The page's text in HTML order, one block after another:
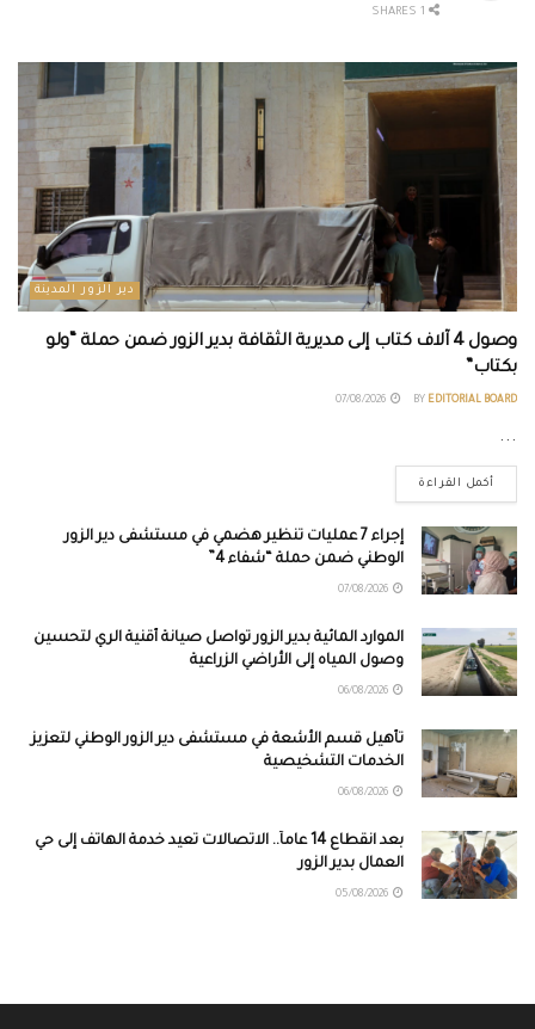
دير الزور المدينة
وصول 4 آلاف كتاب إلى مديرية الثقافة بدير الزور ضمن حملة “ولو
بكتاب”
BY EDITORIAL BOARD
...
أكمل القراءة
إجراء 7 عمليات تنظير هضمي في مستشفى دير الزور
الوطني ضمن حملة “شفاء 4”
الموارد المائية بدير الزور تواصل صيانة أقنية الري لتحسين
وصول المياه إلى الأراضي الزراعية
تأهيل قسم الأشعة في مستشفى دير الزور الوطني لتعزيز
الخدمات التشخيصية
بعد انقطاع 14 عاماً.. الاتصالات تعيد خدمة الهاتف إلى حي
العمال بدير الزور